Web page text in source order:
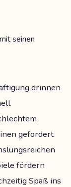
drinnen
gefordert
fördern
Spaß ins